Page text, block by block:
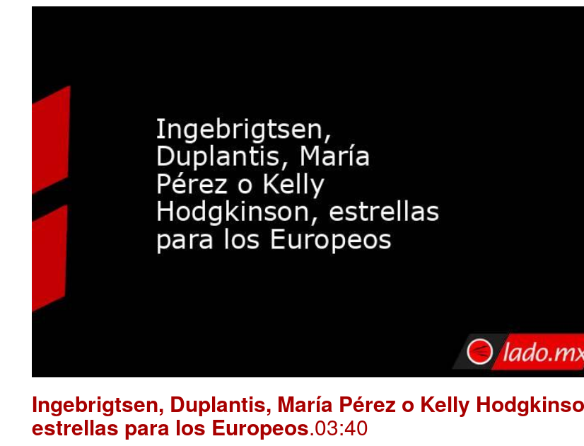
Ingebrigtsen, Duplantis, María Pérez o Kelly
estrellas para los Europeos.03:40